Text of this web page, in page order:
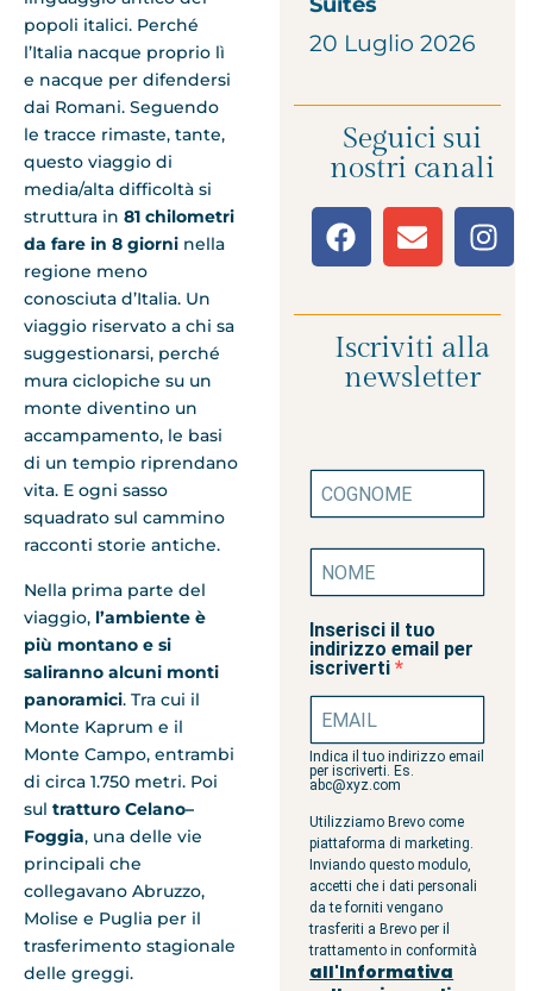
popoli italici. Perché
l’Italia nacque proprio lì
e nacque per difendersi
dai Romani. Seguendo
le tracce rimaste, tante,
questo viaggio di
media/alta difficoltà si
struttura in 81 chilometri
da fare in 8 giorni nella
regione meno
conosciuta d’Italia. Un
viaggio riservato a chi sa
suggestionarsi, perché
mura ciclopiche su un
monte diventino un
accampamento, le basi
di un tempio riprendano
vita. E ogni sasso
squadrato sul cammino
racconti storie antiche.
Nella prima parte del
viaggio, l’ambiente è
più montano e si
saliranno alcuni monti
panoramici. Tra cui il
Monte Kaprum e il
Monte Campo, entrambi
di circa 1.750 metri. Poi
sul tratturo Celano–
Foggia, una delle vie
principali che
collegavano Abruzzo,
Molise e Puglia per il
trasferimento stagionale
delle greggi.
20 Luglio 2026
Seguici sui
nostri canali
Iscriviti alla
newsletter
Inserisci il tuo
indirizzo email per
iscriverti
Indica il tuo indirizzo email
per iscriverti. Es.
abc@xyz.com
Utilizziamo Brevo come
piattaforma di marketing.
Inviando questo modulo,
accetti che i dati personali
da te forniti vengano
trasferiti a Brevo per il
trattamento in conformità
all'Informativa